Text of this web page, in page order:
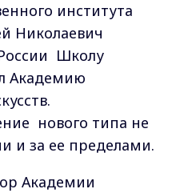
института
Николаевич
Школу
Академию
нового типа не
и за ее пределами.
Академии